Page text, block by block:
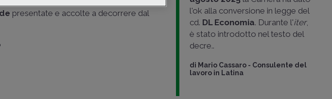
presentate e accolte a decorrere dal
l'ok alla conversione in legge del
cd. DL Economia. Durante l'iter,
è stato introdotto nel testo del
decre..
di Mario Cassaro - Consulente del
lavoro in Latina